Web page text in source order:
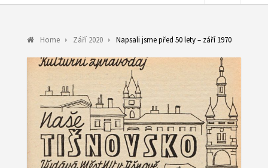
Home Září 2020 Napsali jsme před 50 lety – září 1970